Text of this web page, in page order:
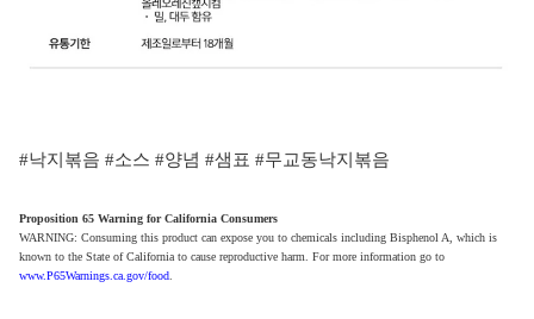
#낙지볶음 #소스 #양념 #샘표 #무교동낙지볶음
Proposition 65 Warning for California Consumers
WARNING: Consuming this product can expose you to chemicals including Bisphenol A, which is
known to the State of California to cause reproductive harm. For more information go to
www.P65Warnings.ca.gov/food